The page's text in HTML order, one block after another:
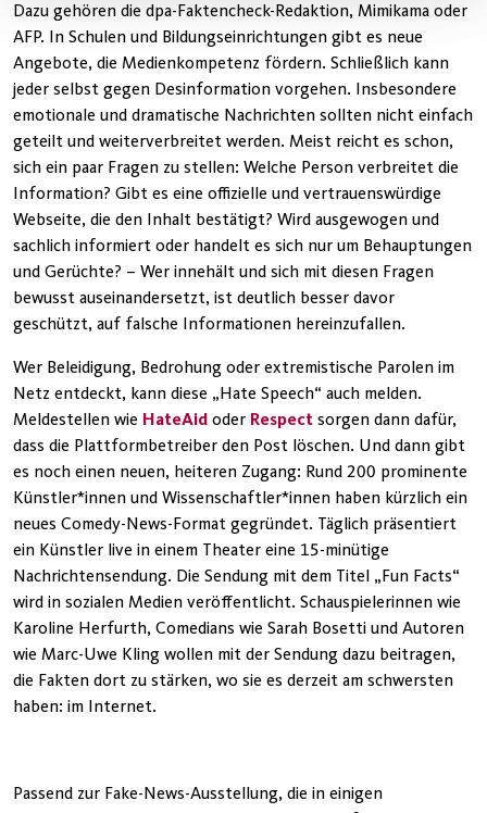
Dazu gehören die dpa-Faktencheck-Redaktion, Mimikama oder
AFP. In Schulen und Bildungseinrichtungen gibt es neue
Angebote, die Medienkompetenz fördern. Schließlich kann
jeder selbst gegen Desinformation vorgehen. Insbesondere
emotionale und dramatische Nachrichten sollten nicht einfach
geteilt und weiterverbreitet werden. Meist reicht es schon,
sich ein paar Fragen zu stellen: Welche Person verbreitet die
Information? Gibt es eine offizielle und vertrauenswürdige
Webseite, die den Inhalt bestätigt? Wird ausgewogen und
sachlich informiert oder handelt es sich nur um Behauptungen
und Gerüchte? – Wer innehält und sich mit diesen Fragen
bewusst auseinandersetzt, ist deutlich besser davor
geschützt, auf falsche Informationen hereinzufallen.
Wer Beleidigung, Bedrohung oder extremistische Parolen im
Netz entdeckt, kann diese „Hate Speech“ auch melden.
Meldestellen wie HateAid oder Respect sorgen dann dafür,
dass die Plattformbetreiber den Post löschen. Und dann gibt
es noch einen neuen, heiteren Zugang: Rund 200 prominente
Künstler*innen und Wissenschaftler*innen haben kürzlich ein
neues Comedy-News-Format gegründet. Täglich präsentiert
ein Künstler live in einem Theater eine 15-minütige
Nachrichtensendung. Die Sendung mit dem Titel „Fun Facts“
wird in sozialen Medien veröffentlicht. Schauspielerinnen wie
Karoline Herfurth, Comedians wie Sarah Bosetti und Autoren
wie Marc-Uwe Kling wollen mit der Sendung dazu beitragen,
die Fakten dort zu stärken, wo sie es derzeit am schwersten
haben: im Internet.
Passend zur Fake-News-Ausstellung, die in einigen